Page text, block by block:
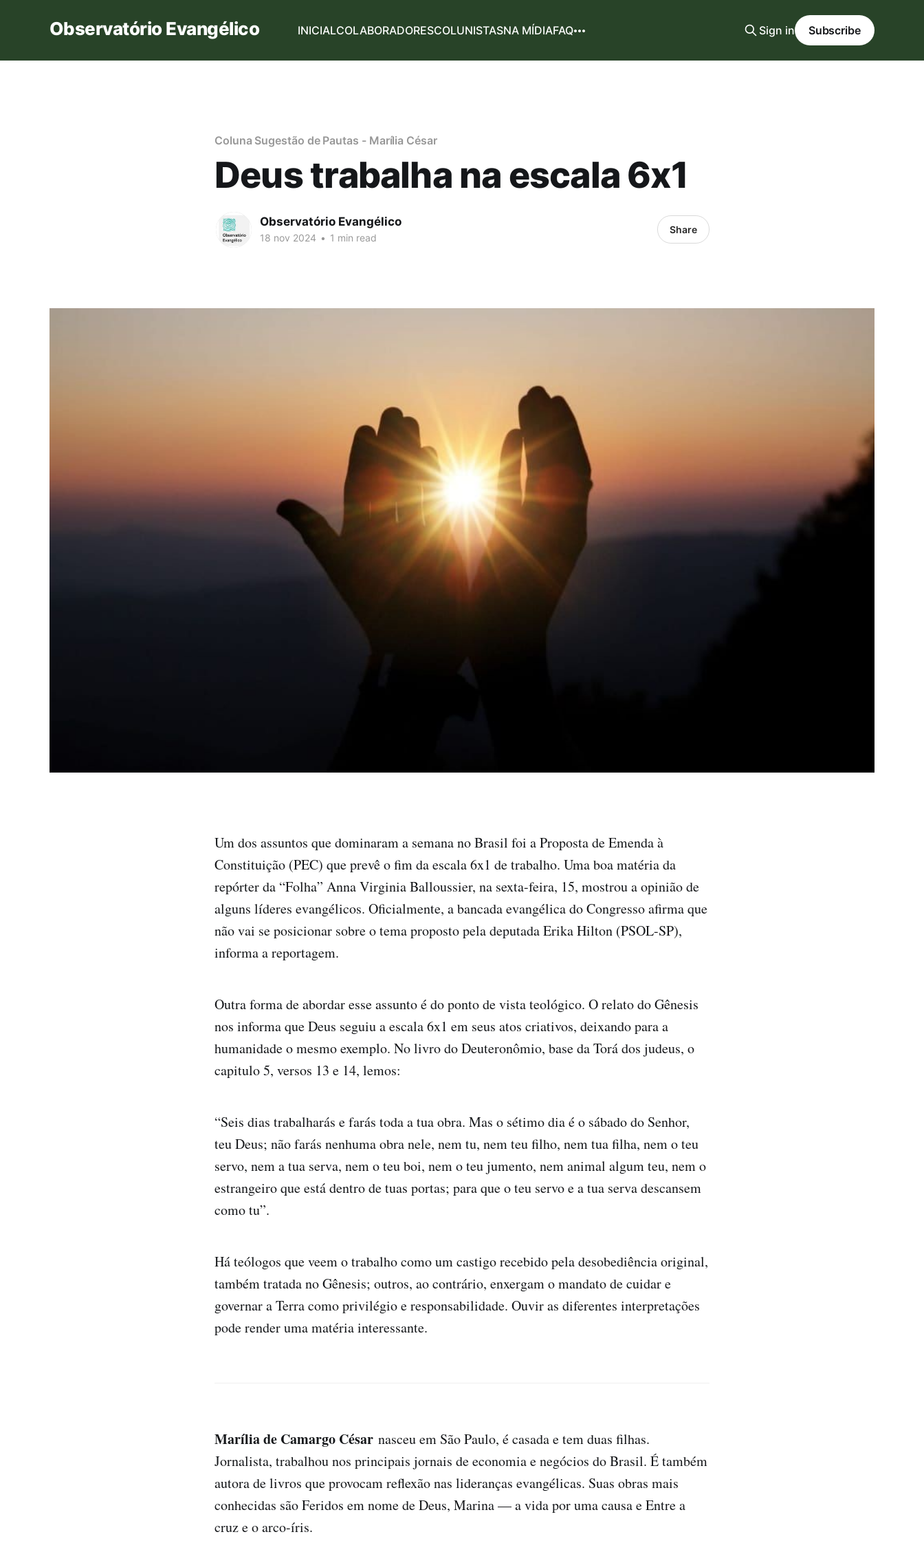
Observatório Evangélico INICIALCOLABORADORESCOLUNISTASNA MÍDIAFAQ Sign in Subscribe
Coluna Sugestão de Pautas - Marília César
Deus trabalha na escala 6x1
Observatório Evangélico
18 nov 2024 • 1 min read
Share
Um dos assuntos que dominaram a semana no Brasil foi a Proposta de Emenda à
Constituição (PEC) que prevê o fim da escala 6x1 de trabalho. Uma boa matéria da
repórter da “Folha” Anna Virginia Balloussier, na sexta-feira, 15, mostrou a opinião de
alguns líderes evangélicos. Oficialmente, a bancada evangélica do Congresso afirma que
não vai se posicionar sobre o tema proposto pela deputada Erika Hilton (PSOL-SP),
informa a reportagem.
Outra forma de abordar esse assunto é do ponto de vista teológico. O relato do Gênesis
nos informa que Deus seguiu a escala 6x1 em seus atos criativos, deixando para a
humanidade o mesmo exemplo. No livro do Deuteronômio, base da Torá dos judeus, o
capitulo 5, versos 13 e 14, lemos:
“Seis dias trabalharás e farás toda a tua obra. Mas o sétimo dia é o sábado do Senhor,
teu Deus; não farás nenhuma obra nele, nem tu, nem teu filho, nem tua filha, nem o teu
servo, nem a tua serva, nem o teu boi, nem o teu jumento, nem animal algum teu, nem o
estrangeiro que está dentro de tuas portas; para que o teu servo e a tua serva descansem
como tu”.
Há teólogos que veem o trabalho como um castigo recebido pela desobediência original,
também tratada no Gênesis; outros, ao contrário, enxergam o mandato de cuidar e
governar a Terra como privilégio e responsabilidade. Ouvir as diferentes interpretações
pode render uma matéria interessante.
Marília de Camargo César nasceu em São Paulo, é casada e tem duas filhas.
Jornalista, trabalhou nos principais jornais de economia e negócios do Brasil. É também
autora de livros que provocam reflexão nas lideranças evangélicas. Suas obras mais
conhecidas são Feridos em nome de Deus, Marina — a vida por uma causa e Entre a
cruz e o arco-íris.